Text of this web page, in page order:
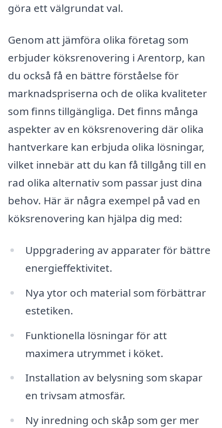
göra ett välgrundat val.
Genom att jämföra olika företag som
erbjuder köksrenovering i Arentorp, kan
du också få en bättre förståelse för
marknadspriserna och de olika kvaliteter
som finns tillgängliga. Det finns många
aspekter av en köksrenovering där olika
hantverkare kan erbjuda olika lösningar,
vilket innebär att du kan få tillgång till en
rad olika alternativ som passar just dina
behov. Här är några exempel på vad en
köksrenovering kan hjälpa dig med:
Uppgradering av apparater för bättre
energieffektivitet.
Nya ytor och material som förbättrar
estetiken.
Funktionella lösningar för att
maximera utrymmet i köket.
Installation av belysning som skapar
en trivsam atmosfär.
Ny inredning och skåp som ger mer